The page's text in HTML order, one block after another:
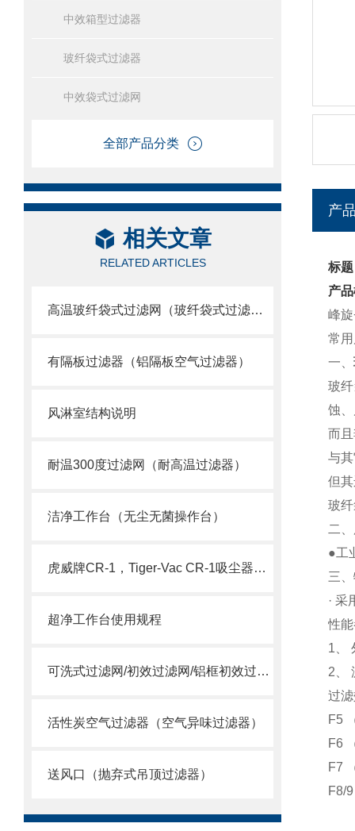
中效箱型过滤器
玻纤袋式过滤器
中效袋式过滤网
全部产品分类
相关文章
RELATED ARTICLES
高温玻纤袋式过滤网（玻纤袋式过滤器）
有隔板过滤器（铝隔板空气过滤器）
风淋室结构说明
耐温300度过滤网（耐高温过滤器）
洁净工作台（无尘无菌操作台）
虎威牌CR-1，Tiger-Vac CR-1吸尘器（含HEPA）
超净工作台使用规程
可洗式过滤网/初效过滤网/铝框初效过滤网
活性炭空气过滤器（空气异味过滤器）
送风口（抛弃式吊顶过滤器）
产
标
产
峰
常
一、
玻
蚀
而
与
但
玻
二、
●工
三、
·
性
1、
2、
过
F5
F6
F7
F8/